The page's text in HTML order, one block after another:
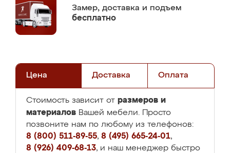
Замер, доставка и подъем
бесплатно
Цена Доставка Оплата
Стоимость зависит от размеров и
материалов Вашей мебели. Просто
позвоните нам по любому из телефонов:
8 (800) 511-89-55, 8 (495) 665-24-01,
8 (926) 409-68-13, и наш менеджер быстро